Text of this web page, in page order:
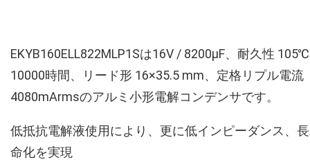
EKYB160ELL822MLP1Sは16V / 8200µF、耐久性 105℃
10000時間、リード形 16×35.5 mm、定格リプル電流
4080mArmsのアルミ小形電解コンデンサです。
低抵抗電解液使用により、更に低インピーダンス、
命化を実現